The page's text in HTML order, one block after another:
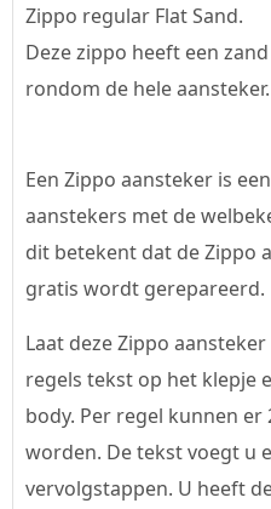
Zippo regular Flat Sand.
Deze zippo heeft een
rondom de hele aansteker.
Een Zippo aansteker is
aanstekers met de
dit betekent dat de Zippo
gratis wordt gerepareerd.
Laat deze Zippo
regels tekst op het klepje
body. Per regel kunnen
worden. De tekst voegt u
vervolgstappen. U heeft